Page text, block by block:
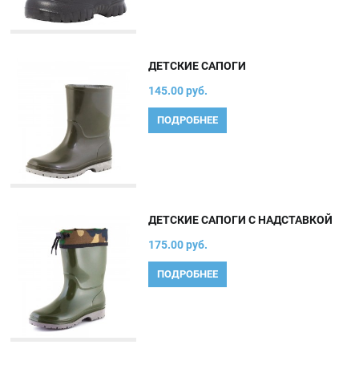
ДЕТСКИЕ САПОГИ
145.00 руб.
ПОДРОБНЕЕ
ДЕТСКИЕ САПОГИ С НАДСТАВКОЙ
175.00 руб.
ПОДРОБНЕЕ